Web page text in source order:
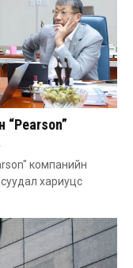
компанийн
хариуцс